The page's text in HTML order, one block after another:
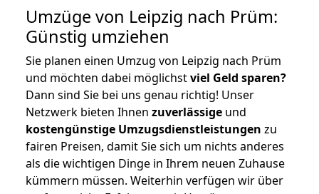
Umzüge von Leipzig nach Prüm:
Günstig umziehen
Sie planen einen Umzug von Leipzig nach Prüm
und möchten dabei möglichstviel Geld sparen?
Dann sind Sie bei uns genau richtig! Unser
Netzwerk bieten Ihnen zuverlässige und
kostengünstige Umzugsdienstleistungen zu
fairen Preisen, damit Sie sich um nichts anderes
als die wichtigen Dinge in Ihrem neuen Zuhause
kümmern müssen. Weiterhin verfügen wir über